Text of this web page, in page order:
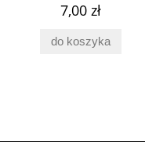
7,00 zł
do koszyka